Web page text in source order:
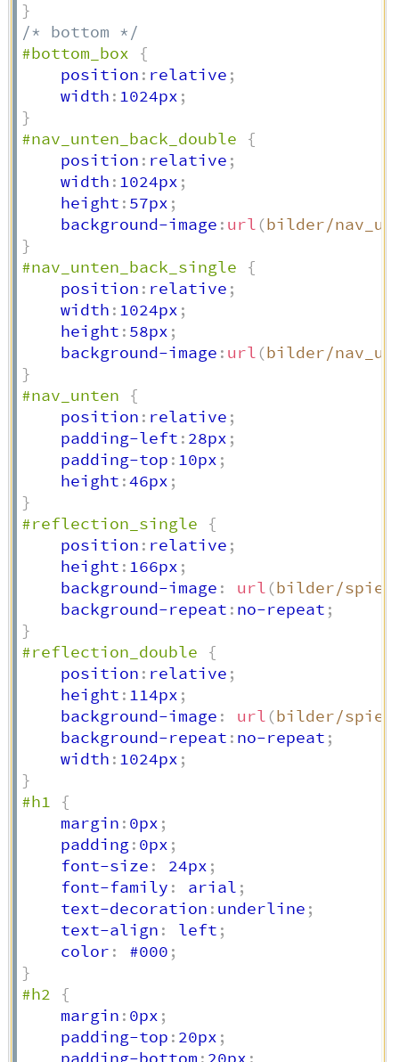
}
/* bottom */
#bottom_box
{
    position
: relative ;
    width
: 1024px ;
}
#nav_unten_back_double
{
    position
: relative ;
    width
: 1024px ;
    height
: 57px ;
    background-image
: url (bilder/
}
#nav_unten_back_single
{
    position
: relative ;
    width
: 1024px ;
    height
: 58px ;
    background-image
: url (bilder/
}
#nav_unten
{
    position
: relative ;
    padding-left
: 28px ;
    padding-top
: 10px ;
    height
:46px ;
}
#reflection_single
{
    position
: relative ;
    height
: 166px ;
    background-image
: url (bilder/
    background-repeat
: no-repeat ;
}
#reflection_double
{
    position
: relative ;
    height
: 114px ;
    background-image
: url (bilder/
    background-repeat
: no-repeat ;
    width
: 1024px ;
}
#h1
{
    margin
: 0px ;
    padding
: 0px ;
    font-size
: 24px ;
    font-family
: arial ;
    text-decoration
: underline ;
    text-align
: left ;
    color
: #000 ;
}
#h2
{
    margin
: 0px ;
    padding-top
: 20px ;